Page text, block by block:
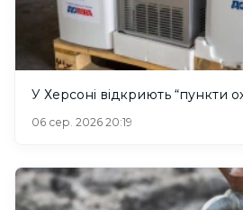
У Херсоні відкриють “пункти
06 сер. 2026 20:19